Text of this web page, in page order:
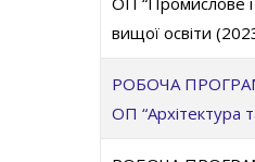
вищої освіти
РОБОЧА
ОП “Архітектура